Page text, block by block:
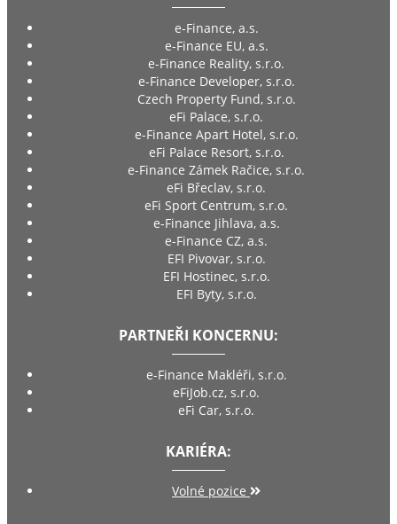
e-Finance, a.s.
e-Finance EU, a.s.
e-Finance Reality, s.r.o.
e-Finance Developer, s.r.o.
Czech Property Fund, s.r.o.
eFi Palace, s.r.o.
e-Finance Apart Hotel, s.r.o.
eFi Palace Resort, s.r.o.
e-Finance Zámek Račice, s.r.o.
eFi Břeclav, s.r.o.
eFi Sport Centrum, s.r.o.
e-Finance Jihlava, a.s.
e-Finance CZ, a.s.
EFI Pivovar, s.r.o.
EFI Hostinec, s.r.o.
EFI Byty, s.r.o.
PARTNEŘI KONCERNU:
e-Finance Makléři, s.r.o.
eFiJob.cz, s.r.o.
eFi Car, s.r.o.
KARIÉRA:
Volné pozice